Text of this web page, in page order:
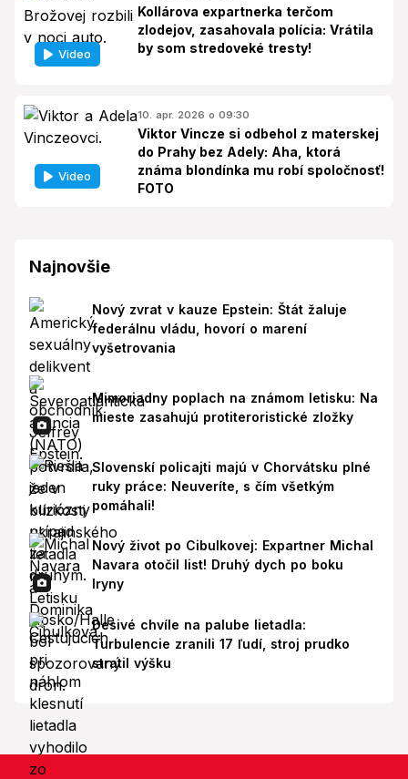
Video
Kollárova expartnerka terčom
zlodejov, zasahovala polícia: Vrátila
by som stredoveké tresty!
Video
10. apr. 2026 o 09:30
Viktor Vincze si odbehol z materskej
do Prahy bez Adely: Aha, ktorá
známa blondínka mu robí spoločnosť!
FOTO
Najnovšie
Nový zvrat v kauze Epstein: Štát žaluje
federálnu vládu, hovorí o marení
vyšetrovania
Mimoriadny poplach na známom letisku: Na
mieste zasahujú protiteroristické zložky
Slovenskí policajti majú v Chorvátsku plné
ruky práce: Neuveríte, s čím všetkým
pomáhali!
Nový život po Cibulkovej: Expartner Michal
Navara otočil list! Druhý dych po boku
Iryny
Desivé chvíle na palube lietadla:
Turbulencie zranili 17 ľudí, stroj prudko
stratil výšku